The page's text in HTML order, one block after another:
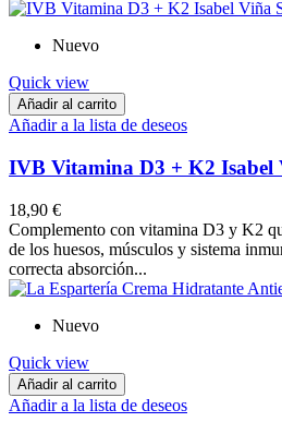
Nuevo
Quick view
Añadir al carrito
Añadir a la lista de deseos
IVB Vitamina D3 + K2 Isabel
18,90 €
Complemento con vitamina D3 y K2
de los huesos, músculos y sistema
correcta absorción...
Nuevo
Quick view
Añadir al carrito
Añadir a la lista de deseos